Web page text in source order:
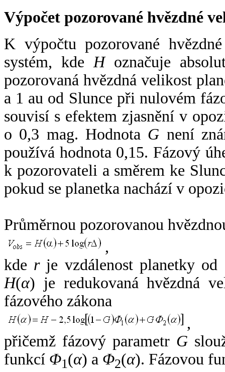
Výpočet pozorované hvězdné
K výpočtu pozorované
systém, kde Hoznačuje
pozorovaná hvězdná velikost
a 1 au od Slunce při nulovém
souvisí s efektem zjasnění v
o 0,3 mag. Hodnota G není
používá hodnota 0,15. Fázový
k pozorovateli a směrem ke
pokud se planetka nachází v
Průměrnou pozorovanou
,
kde rje vzdálenost planetky od
H(α) je redukovaná hvězdná
fázového zákona
,
přičemž fázový parametr G
funkcí Φ1(α) a Φ2(α). Fázovou